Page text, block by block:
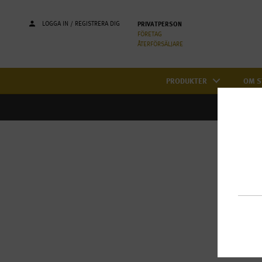
LOGGA IN / REGISTRERA DIG
PRIVATPERSON
FÖRETAG
ÅTERFÖRSÄLJARE
PRODUKTER OM